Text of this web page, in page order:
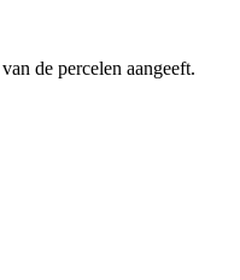
de percelen aangeeft.